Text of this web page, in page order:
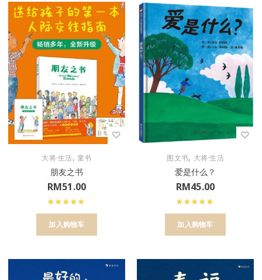
大将·生活,童书
朋友之书
RM51.00
加入购物车
图文书, 大将·生活
爱是什么？
RM45.00
加入购物车